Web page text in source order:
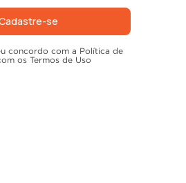
se
concordo com a Política de
os Termos de Uso